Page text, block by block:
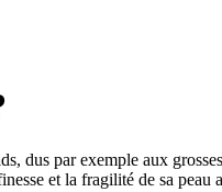
par exemple aux
et la fragilité de sa peau